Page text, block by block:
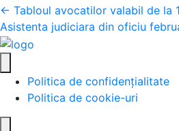
Posts
navigation
← Tabloul avocatilor valabil de la
Asistenta judiciara din oficiu
Politica de confidențialitate
Politica de cookie-uri